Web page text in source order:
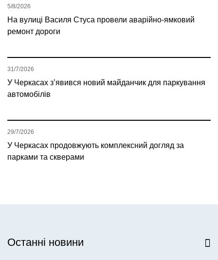
На вулиці Василя Стуса провели аварійно-ямковий
ремонт дороги
5/8/2026
У Черкасах з’явився новий майданчик для паркування
автомобілів
31/7/2026
У Черкасах продовжують комплексний догляд за
парками та скверами
29/7/2026
Останні новини